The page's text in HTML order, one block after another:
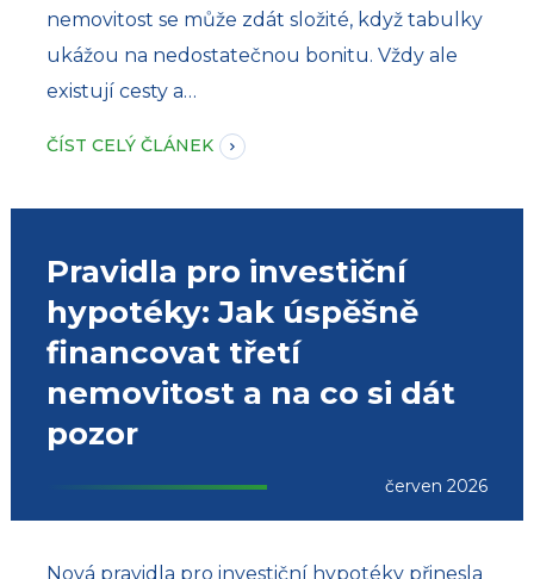
nemovitost se může zdát složité, když tabulky
ukážou na nedostatečnou bonitu. Vždy ale
existují cesty a…
ČÍST CELÝ ČLÁNEK
Pravidla pro investiční
hypotéky: Jak úspěšně
financovat třetí
nemovitost a na co si dát
pozor
červen 2026
Nová pravidla pro investiční hypotéky přinesla